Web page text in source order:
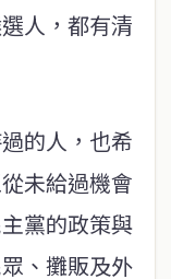
人，都有清
的人，也希
未給過機會
黨的政策與
、攤販及外